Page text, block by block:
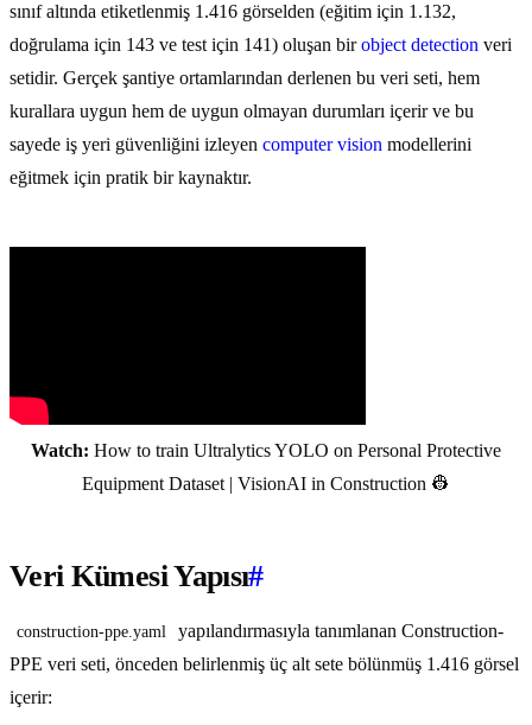
sınıf altında etiketlenmiş 1.416 görselden (eğitim için 1.132,
doğrulama için 143 ve test için 141) oluşan birobject detection veri
setidir. Gerçek şantiye ortamlarından derlenen bu veri seti, hem
kurallara uygun hem de uygun olmayan durumları içerir ve bu
sayede iş yeri güvenliğini izleyen computer vision modellerini
eğitmek için pratik bir kaynaktır.
Watch: How to train Ultralytics YOLO on Personal Protective
Equipment Dataset | VisionAI in Construction 👷
Veri Kümesi Yapısı#
construction-ppe.yaml
yapılandırmasıyla tanımlanan Construction-
PPE veri seti, önceden belirlenmiş üç alt sete bölünmüş 1.416 görsel
içerir: